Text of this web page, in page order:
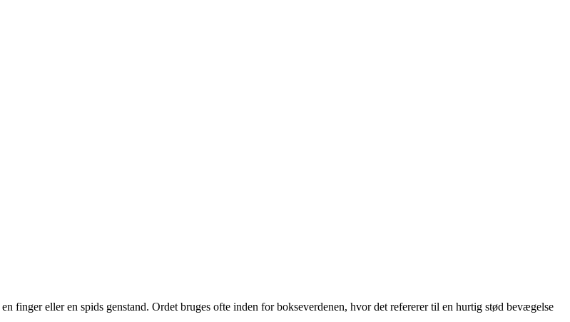
finger eller en spids genstand. Ordet bruges ofte inden for bokseverdenen, hvor det refererer til en hurtig stød bevægelse